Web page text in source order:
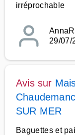
irréprochable
29/07/
Avis sur
SUR MER
Baguettes et